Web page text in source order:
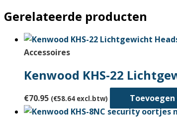
Gerelateerde producten
Accessoires
Kenwood KHS-22
€70.95 (€58.64 excl.btw)